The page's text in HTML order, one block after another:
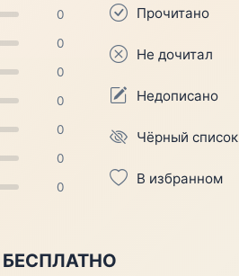
0
0
0
0
0
0
0
Прочитано
Не дочитал
Недописано
Чёрный список
В избранном